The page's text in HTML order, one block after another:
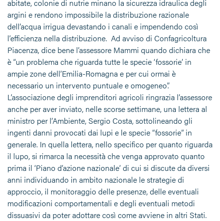
abitate, colonie di nutrie minano la sicurezza idraulica degli
argini e rendono impossibile la distribuzione razionale
dell’acqua irrigua devastando i canali e impendendo così
l’efficienza nella distribuzione. Ad avviso di Confagricoltura
Piacenza, dice bene l’assessore Mammi quando dichiara che
è “un problema che riguarda tutte le specie ‘fossorie’ in
ampie zone dell’Emilia-Romagna e per cui ormai è
necessario un intervento puntuale e omogeneo”.
L’associazione degli imprenditori agricoli ringrazia l’assessore
anche per aver inviato, nelle scorse settimane, una lettera al
ministro per l’Ambiente, Sergio Costa, sottolineando gli
ingenti danni provocati dai lupi e le specie “fossorie” in
generale. In quella lettera, nello specifico per quanto riguarda
il lupo, si rimarca la necessità che venga approvato quanto
prima il ‘Piano d’azione nazionale’ di cui si discute da diversi
anni individuando in ambito nazionale le strategie di
approccio, il monitoraggio delle presenze, delle eventuali
modificazioni comportamentali e degli eventuali metodi
dissuasivi da poter adottare così come avviene in altri Stati.